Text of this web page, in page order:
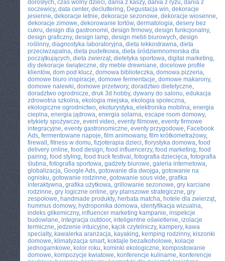
dorosłych, czas wolny dzieci, dania z kaszy, dania z ryżu, dania z
soczewicy, data center, decluttering, Degustacja win, dekoracje
jesienne, dekoracje letnie, dekoracje sezonowe, dekoracje wiosenne,
dekoracje zimowe, dekorowanie tortów, dermatologia, desery bez
cukru, design dla gastronomii, design firmowy, design funkcjonalny,
design graficzny, design lamp, design mebli biurowych, design
roślinny, diagnostyka laboratoryjna, dieta lekkostrawna, dieta
przeciwzapalna, dieta pudełkowa, dieta śródziemnomorska dla
początkujących, dieta zwierząt, dietetyka sportowa, digital marketing,
diy dekoracje świąteczne, diy meble drewniane, docelowe profile
klientów, dom pod klucz, domowa biblioteczka, domowa pizzeria,
domowe biuro inspiracje, domowe fermentacje, domowe makarony,
domowe nalewki, domowe przetwory, doradztwo dietetyczne,
doradztwo ogrodnicze, druk 3d hobby, dywany do salonu, edukacja
zdrowotna szkolna, ekologia miejska, ekologia społeczna,
ekologiczne ogrodnictwo, ekoturystyka, elektronika mobilna, energia
cieplna, energia jądrowa, energia solarna, escape room domowy,
etykiety spożywcze, event video, eventy filmowe, eventy firmowe
integracyjne, eventy gastronomiczne, eventy przygodowe, Facebook
Ads, fermentowane napoje, film animowany, film krótkometrażowy,
firewall , fitness w domu, fizjoterapia dzieci, florystyka domowa, food
delivery online, food design, food influencerzy, food marketing, food
pairing, food styling, food truck festival , fotografia dziecięca, fotografia
ślubna, fotografia sportowa, gadżety biurowe, galeria internetowa,
globalizacja, Google Ads, gotowanie dla dwojga, gotowanie na
ognisku, gotowanie rodzinne, gotowanie sous vide, grafika
interaktywna, grafika użytkowa, grillowanie sezonowe, gry karciane
rodzinne, gry logiczne online, gry planszowe strategiczne, gry
zespołowe, handmade produkty, herbata matcha, hotele dla zwierząt,
hummus domowy, hydroponika domowa, identyfikacja wizualna,
indeks glikemiczny, influencer marketing kampanie, inspekcje
budowlane, integracja outdoor, inteligentne oświetlenie, izolacje
termiczne, jedzenie intuicyjne, kącik czytelniczy, kampery, kawa
specialty, kawalerka aranżacja, kayaking, kemping rodzinny, kiszonki
domowe, klimatyzacja smart, koktajle bezalkoholowe, kolacje
jednogarnkowe, kolor roku, kominki ekologiczne, kompostowanie
domowe, kompozycje kwiatowe, konferencje kulinarne, konferencje